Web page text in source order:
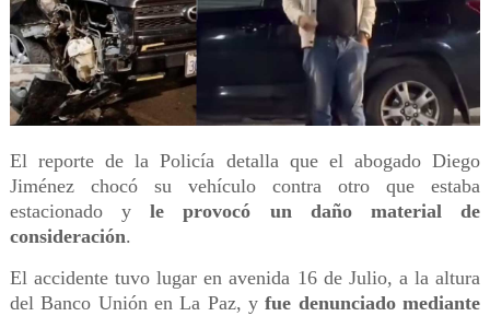
El reporte de la Policía detalla que el abogado Diego
Jiménez chocó su vehículo contra otro que estaba
estacionado yle provocó un daño material de
consideración.
El accidente tuvo lugar en avenida 16 de Julio, a la altura
del Banco Unión en La Paz, yfue denunciado mediante